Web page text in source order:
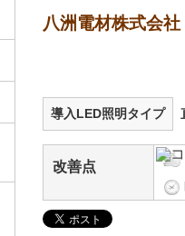
八洲電材株式会社
導入LED照明タイプ
改善点